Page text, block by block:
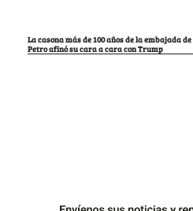
La casona más de 100 años de la embajada
Petro afinó su cara a cara con Trump